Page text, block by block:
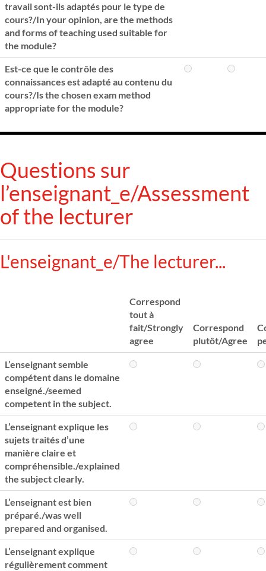
travail sont-ils adaptés pour le type de
cours?/In your opinion, are the methods
and forms of teaching used suitable for
the module?
Est-ce que le contrôle des
connaissances est adapté au contenu du
cours?/Is the chosen exam method
appropriate for the module?
Questions sur
l’enseignant_e/Assessment
of the lecturer
L'enseignant_e/The lecturer...
Correspond
tout à
fait/Strongly
agree
Correspond
plutôt/Agree
L’enseignant semble
compétent dans le domaine
enseigné./seemed
competent in the subject.
L’enseignant explique les
sujets traités d’une
manière claire et
compréhensible./explained
the subject clearly.
L’enseignant est bien
préparé./was well
prepared and organised.
L’enseignant explique
régulièrement comment